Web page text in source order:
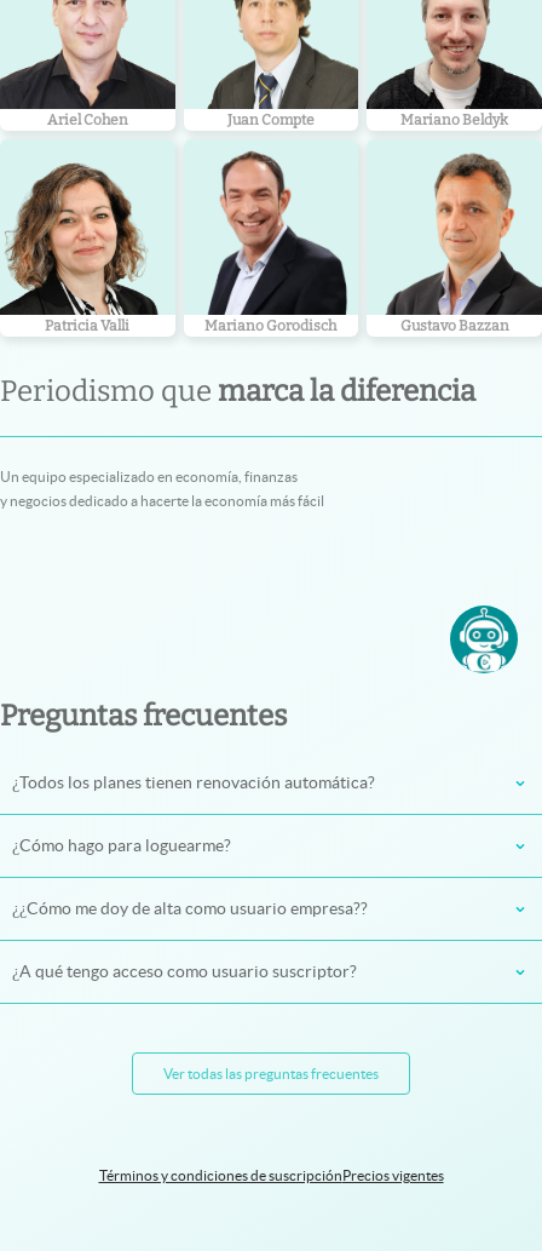
Ariel Cohen Juan Compte Mariano Beldyk
Patricia Valli Mariano Gorodisch Gustavo Bazzan
Periodismo que marca la diferencia
Un equipo especializado en economía, finanzas
y negocios dedicado a hacerte la economía más fácil
Preguntas frecuentes
¿Todos los planes tienen renovación automática?
¿Cómo hago para loguearme?
¿¿Cómo me doy de alta como usuario empresa??
¿A qué tengo acceso como usuario suscriptor?
Ver todas las preguntas frecuentes
Términos y condiciones de suscripción Precios vigentes